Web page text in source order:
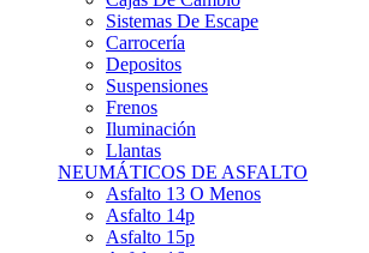
Sistemas De Escape
Carrocería
Depositos
Suspensiones
Frenos
Iluminación
Llantas
NEUMÁTICOS DE ASFALTO
Asfalto 13 O Menos
Asfalto 14p
Asfalto 15p